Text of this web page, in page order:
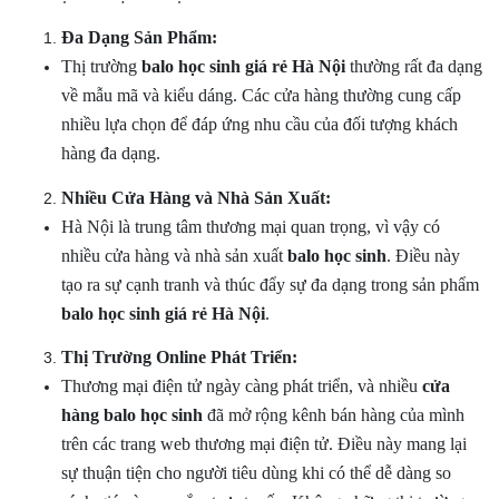
Đa Dạng Sản Phẩm:
Thị trường balo học sinh giá rẻ Hà Nội thường rất đa dạng
về mẫu mã và kiểu dáng. Các cửa hàng thường cung cấp
nhiều lựa chọn để đáp ứng nhu cầu của đối tượng khách
hàng đa dạng.
Nhiều Cửa Hàng và Nhà Sản Xuất:
Hà Nội là trung tâm thương mại quan trọng, vì vậy có
nhiều cửa hàng và nhà sản xuất balo học sinh. Điều này
tạo ra sự cạnh tranh và thúc đẩy sự đa dạng trong sản phẩm
balo học sinh giá rẻ Hà Nội.
Thị Trường Online Phát Triển:
Thương mại điện tử ngày càng phát triển, và nhiều cửa
hàng balo học sinh đã mở rộng kênh bán hàng của mình
trên các trang web thương mại điện tử. Điều này mang lại
sự thuận tiện cho người tiêu dùng khi có thể dễ dàng so